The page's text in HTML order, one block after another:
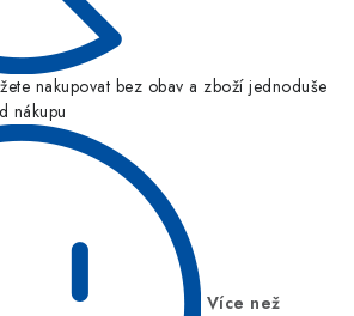
nakupovat bez obav a zboží jednoduše
nákupu
Více než